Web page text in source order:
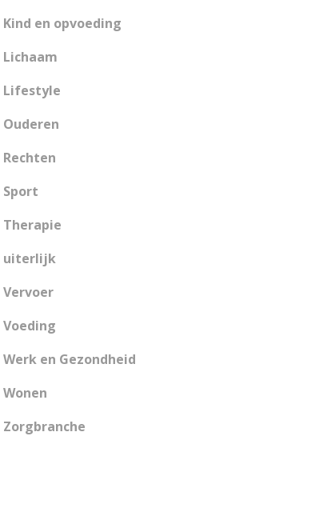
Kind en opvoeding
Lichaam
Lifestyle
Ouderen
Rechten
Sport
Therapie
uiterlijk
Vervoer
Voeding
Werk en Gezondheid
Wonen
Zorgbranche